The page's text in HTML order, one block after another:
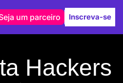
Autores
um parceiro Inscreva-se
Hackers